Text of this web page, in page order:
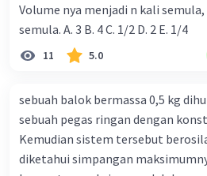
Volume nya menjadi n kali semula,
semula. A. 3 B. 4 C. 1/2 D. 2 E. 1/4
11 5.0
sebuah balok bermassa 0,5 kg
sebuah pegas ringan dengan
Kemudian sistem tersebut
diketahui simpangan